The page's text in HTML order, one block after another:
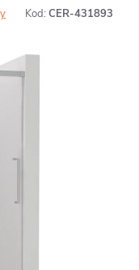
Kod: CER-431893